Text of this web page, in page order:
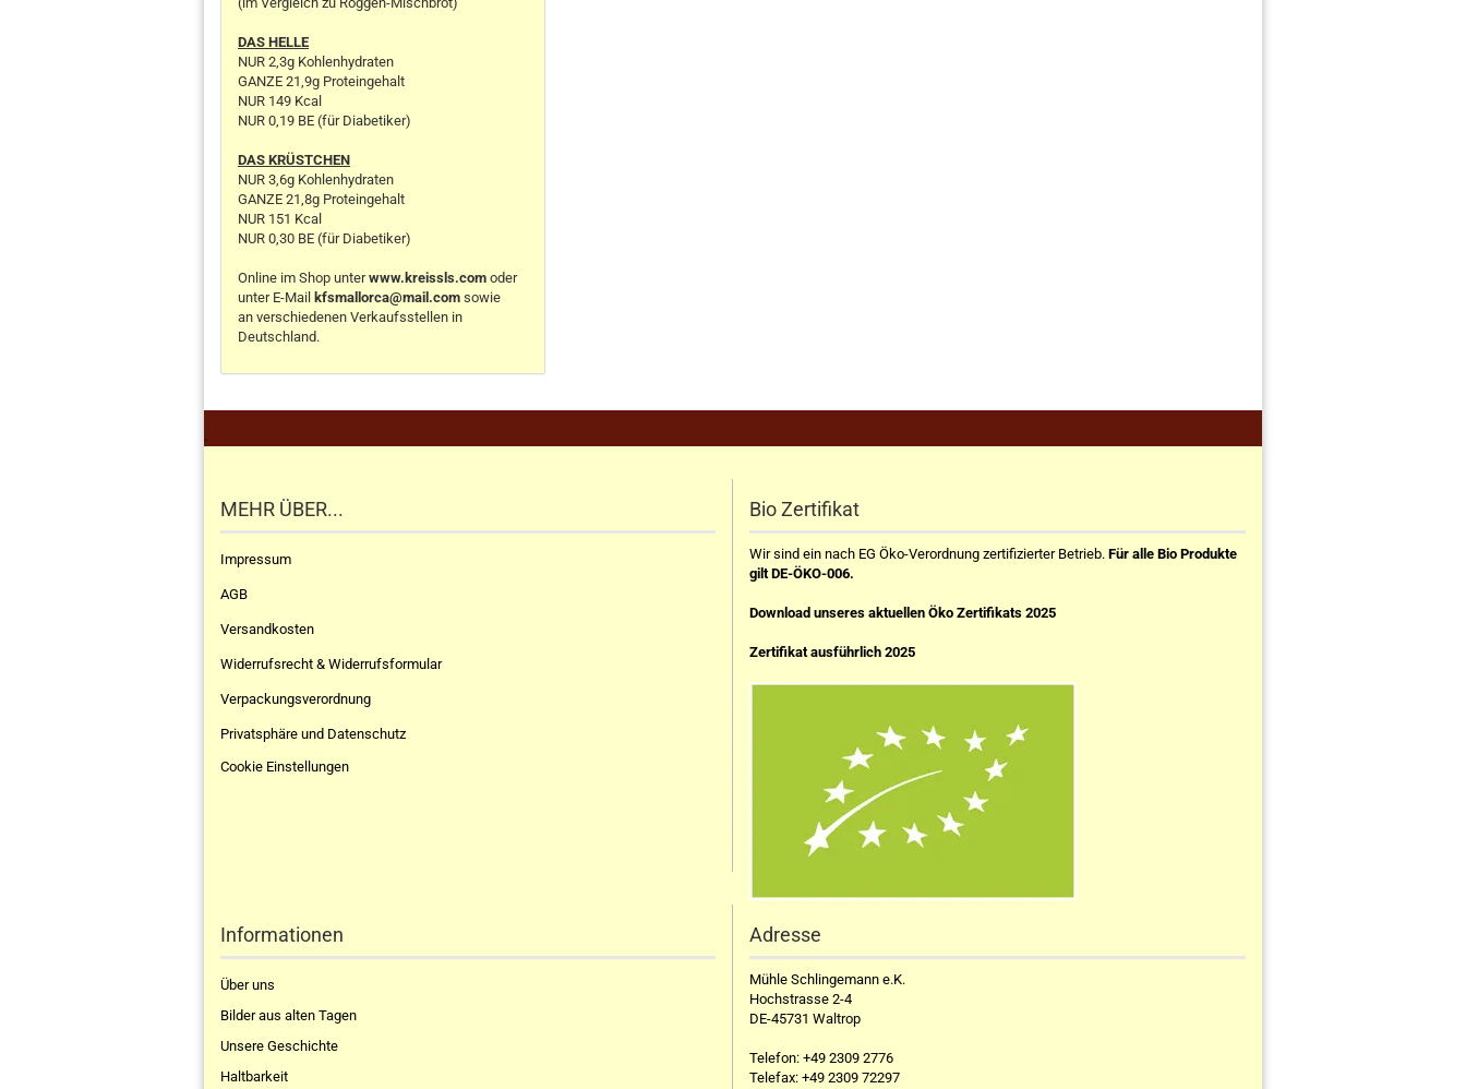
DAS HELLE
NUR 2,3g Kohlenhydraten
GANZE 21,9g Proteingehalt
NUR 149 Kcal
NUR 0,19 BE (für Diabetiker)
DAS KRÜSTCHEN
NUR 3,6g Kohlenhydraten
GANZE 21,8g Proteingehalt
NUR 151 Kcal
NUR 0,30 BE (für Diabetiker)
Online im Shop unterwww.kreissls.com oder
unter E-Mail kfsmallorca@mail.com sowie
an verschiedenen Verkaufsstellen in
Deutschland.
.
MEHR ÜBER...
Impressum
AGB
Versandkosten
Widerrufsrecht & Widerrufsformular
Verpackungsverordnung
Privatsphäre und Datenschutz
Cookie Einstellungen
Bio Zertifikat
Wir sind ein nach EG Öko-Verordnung zertifizierter Betrieb. Für alle Bio Produkte
gilt DE-ÖKO-006.
Download unseres aktuellen Öko Zertifikats 2025
Zertifikat ausführlich 2025
Informationen
Über uns
Bilder aus alten Tagen
Unsere Geschichte
Haltbarkeit
Adresse
Mühle Schlingemann e.K.
Hochstrasse 2-4
DE-45731 Waltrop
Telefon: +49 2309 2776
Telefax: +49 2309 72297